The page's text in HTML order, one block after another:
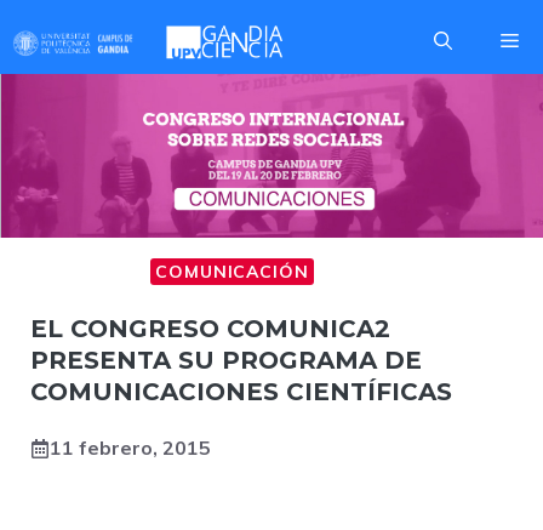
contenido
COMUNICACIÓN
EL CONGRESO COMUNICA2
PRESENTA SU PROGRAMA DE
COMUNICACIONES CIENTÍFICAS
11 febrero, 2015